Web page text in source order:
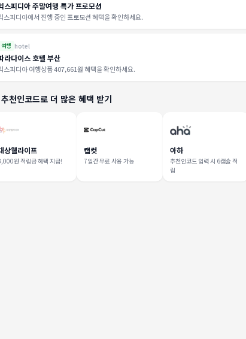
스피디아 주말여행 특가 프로모션
스피디아에서 진행 중인 프로모션 혜택을 확인하세요.
여행 hotel
라다이스 호텔 부산
스피디아 여행상품 407,661원 혜택을 확인하세요.
천인코드로 더 많은 혜택 받기
상웰라이프
원 적립금 혜택 지급!
캡컷
7일간 무료 사용 가능
아하
추천인코드 입력 시 6캡슐 적
립